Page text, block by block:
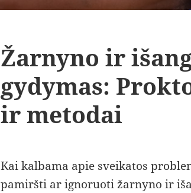
Žarnyno ir
gydymas:
ir metodai
Kai kalbama apie sveikatos
pamiršti ar ignoruoti žarnyno ir